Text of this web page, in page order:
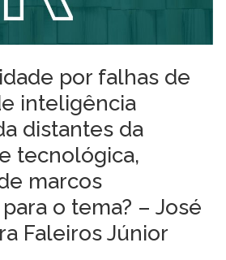
por falhas de
inteligência
distantes da
tecnológica,
marcos
o tema? – José
Faleiros Júnior